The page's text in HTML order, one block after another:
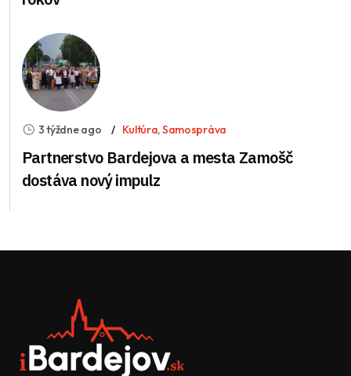
3 týždne ago Kultúra,Samospráva
Partnerstvo Bardejova a mesta Zamošč
dostáva nový impulz